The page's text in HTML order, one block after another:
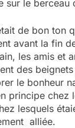
sur le berceau
de bon ton
avant la fin
les amis et
des
le bonheur
principe chez
lesquels
alliée.